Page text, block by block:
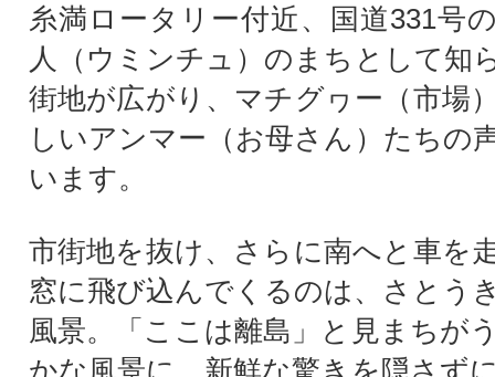
糸満ロータリー付近、国道331号
人（ウミンチュ）のまちとして知
街地が広がり、マチグヮー（市場
しいアンマー（お母さん）たちの
います。
市街地を抜け、さらに南へと車を
窓に飛び込んでくるのは、さとう
風景。「ここは離島」と見まちが
かな風景に、新鮮な驚きを隠さず